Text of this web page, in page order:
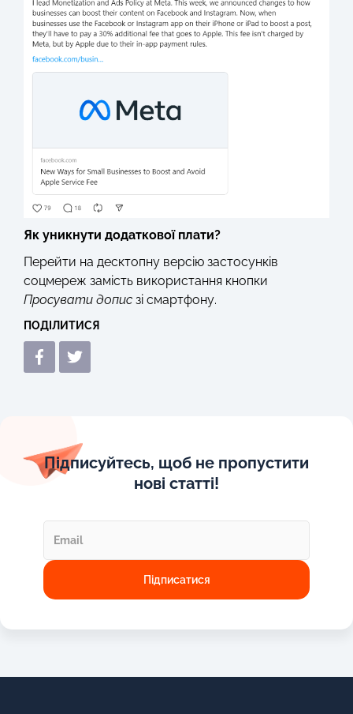
Як уникнути додаткової плати?
Перейти на десктопну версію застосунків
соцмереж замість використання кнопки
Просувати допис зі смартфону.
ПОДІЛИТИСЯ
Підписуйтесь, щоб не пропустити
нові статті!